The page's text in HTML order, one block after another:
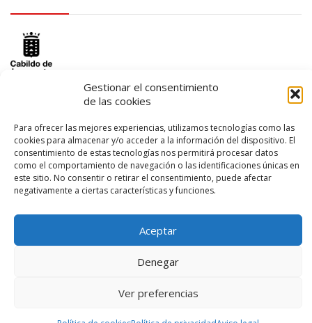
Gestionar el consentimiento
de las cookies
Para ofrecer las mejores experiencias, utilizamos tecnologías como las
cookies para almacenar y/o acceder a la información del dispositivo. El
consentimiento de estas tecnologías nos permitirá procesar datos
como el comportamiento de navegación o las identificaciones únicas en
este sitio. No consentir o retirar el consentimiento, puede afectar
negativamente a ciertas características y funciones.
Aceptar
Denegar
Ver preferencias
logo SID
© 2026 – Lanzarote Deportes – Todos los derechos reservados
Diseño web porSolucionetyCibernatural